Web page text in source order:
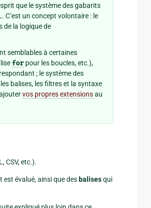
que le système des gabarits
C’est un concept volontaire : le
de la logique de
semblables à certaines
for pour les boucles, etc.),
; le système des
balises, les filtres et la syntaxe
vos propres extensionsau
CSV, etc.).
évalué, ainsi que des balisesqui